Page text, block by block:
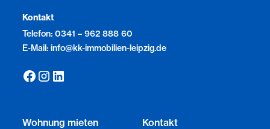
Kontakt
Telefon: 0341 – 962 888 60
E-Mail: info@kk-immobilien-leipzig.de
Wohnung mieten
Kontakt